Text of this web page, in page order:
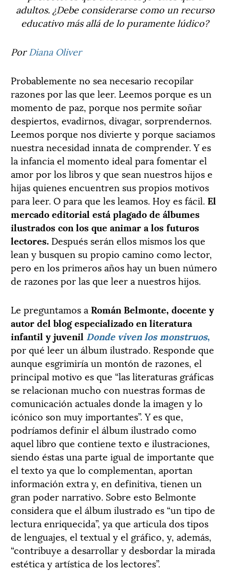
adultos. ¿Debe considerarse como un recurso
educativo más allá de lo puramente lúdico?
PorDiana Oliver
Probablemente no sea necesario recopilar
razones por las que leer. Leemos porque es un
momento de paz, porque nos permite soñar
despiertos, evadirnos, divagar, sorprendernos.
Leemos porque nos divierte y porque saciamos
nuestra necesidad innata de comprender. Y es
la infancia el momento ideal para fomentar el
amor por los libros y que sean nuestros hijos e
hijas quienes encuentren sus propios motivos
para leer. O para que les leamos. Hoy es fácil.El
mercado editorial está plagado de álbumes
ilustrados con los que animar a los futuros
lectores. Después serán ellos mismos los que
lean y busquen su propio camino como lector,
pero en los primeros años hay un buen número
de razones por las que leer a nuestros hijos.
Le preguntamos a Román Belmonte, docente y
autor del blog especializado en literatura
infantil y juvenil Donde viven los monstruos,
por qué leer un álbum ilustrado. Responde que
aunque esgrimiría un montón de razones, el
principal motivo es que “las literaturas gráficas
se relacionan mucho con nuestras formas de
comunicación actuales donde la imagen y lo
icónico son muy importantes”. Y es que,
podríamos definir el álbum ilustrado como
aquel libro que contiene texto e ilustraciones,
siendo éstas una parte igual de importante que
el texto ya que lo complementan, aportan
información extra y, en definitiva, tienen un
gran poder narrativo. Sobre esto Belmonte
considera que el álbum ilustrado es “un tipo de
lectura enriquecida”, ya que articula dos tipos
de lenguajes, el textual y el gráfico, y, además,
“contribuye a desarrollar y desbordar la mirada
estética y artística de los lectores”.